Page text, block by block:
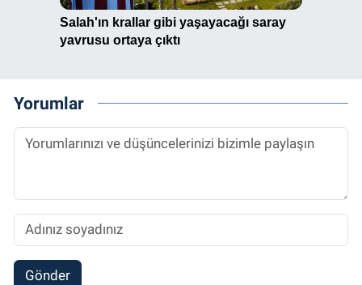
Yorumlar
Gönder